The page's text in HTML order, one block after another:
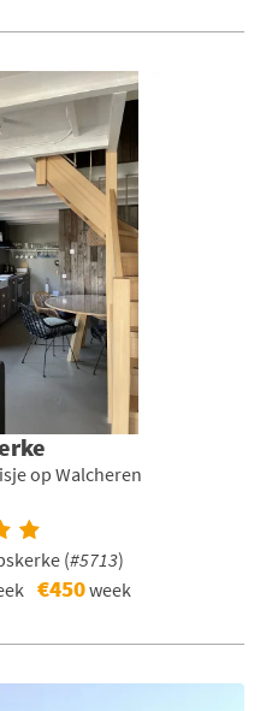
op Walcheren
(#5713)
€450week